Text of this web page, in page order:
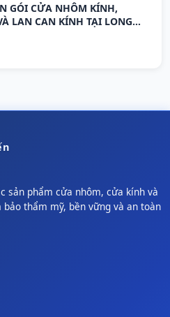
GÓI CỬA NHÔM KÍNH,
LAN CAN KÍNH TẠI LONG
sản phẩm cửa nhôm, cửa kính và
thẩm mỹ, bền vững và an toàn